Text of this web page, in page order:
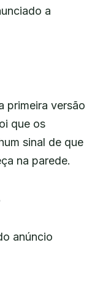
a
primeira versão
que os
sinal de que
na parede.
anúncio